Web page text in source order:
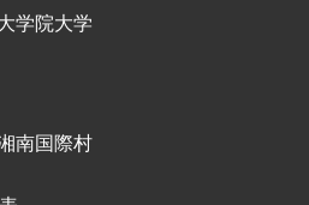
学院大学
南国際村